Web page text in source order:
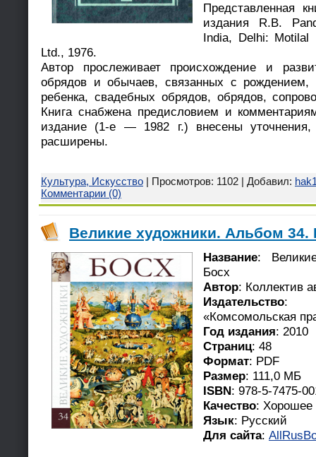
Представленная
издания R.В.
India, Delhi: Motilal
Ltd., 1976.
Автор прослеживает происхождение и
обрядов и обычаев, связанных с рождением,
ребенка, свадебных обрядов, обрядов,
Книга снабжена предисловием и
издание (1-е — 1982 г.) внесены уточнения,
расширены.
Культура, Искусство | Просмотров: 1102 | Добавил:
Комментарии (0)
Великие художники. Альбом 34.
Название:
Босх
Автор: Коллектив
Издательство:
«Комсомольская
Год издания: 2010
Страниц: 48
Формат: PDF
Размер: 111,0 МБ
ISBN: 978-5-7475-
Качество: Хорошее
Язык: Русский
Для сайта: